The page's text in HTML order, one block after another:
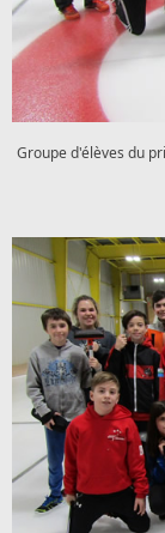
Groupe d'élèves du